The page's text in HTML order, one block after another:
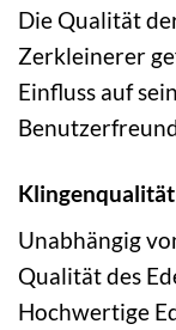
Die Qualität
Zerkleinerer
Einfluss auf
Klingenqualität
Unabhängig
Qualität des
Hochwertige